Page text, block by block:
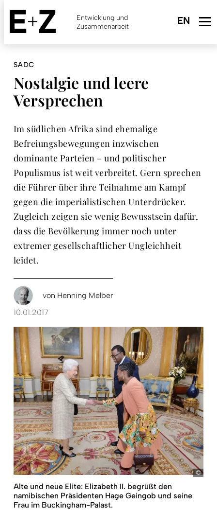
Skip
main
content
Entwicklung und
Zusammenarbeit
SADC
Nostalgie und leere
Versprechen
Im südlichen Afrika sind ehemalige
Befreiungsbewegungen inzwischen
dominante Parteien – und politischer
Populismus ist weit verbreitet. Gern sprechen
die Führer über ihre Teilnahme am Kampf
gegen die imperialistischen Unterdrücker.
Zugleich zeigen sie wenig Bewusstsein dafür,
dass die Bevölkerung immer noch unter
extremer gesellschaftlicher Ungleichheit
leidet.
von Henning Melber
10.01.2017
Alte und neue Elite: Elizabeth II. begrüßt den
namibischen Präsidenten Hage Geingob und seine
Frau im Buckingham-Palast.